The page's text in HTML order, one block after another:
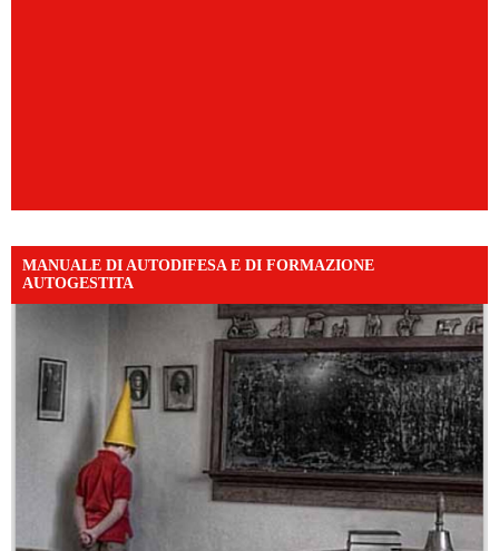
MANUALE DI AUTODIFESA E DI FORMAZIONE
AUTOGESTITA